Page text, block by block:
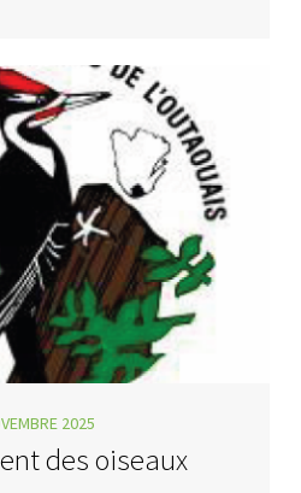
2025
des oiseaux